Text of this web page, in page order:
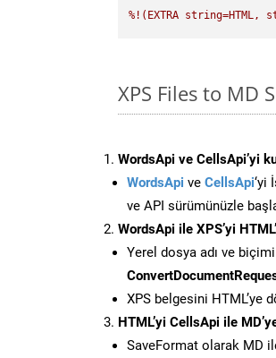
%!(EXTRA string=HTML,
XPS Files to MD
WordsApi ve CellsApi’yi
WordsApi ve CellsApi‘yi
ve API sürümünüzle
WordsApi ile XPS’yi
Yerel dosya adı ve
XPS belgesini HTML’ye
HTML’yi CellsApi ile
SaveFormat olarak MD